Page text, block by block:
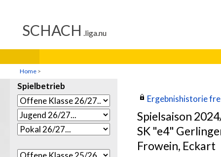
Home >
Spielbetrieb
Ergebnishistorie
Spielsaison
SK "e4"
Frowein, Eckart